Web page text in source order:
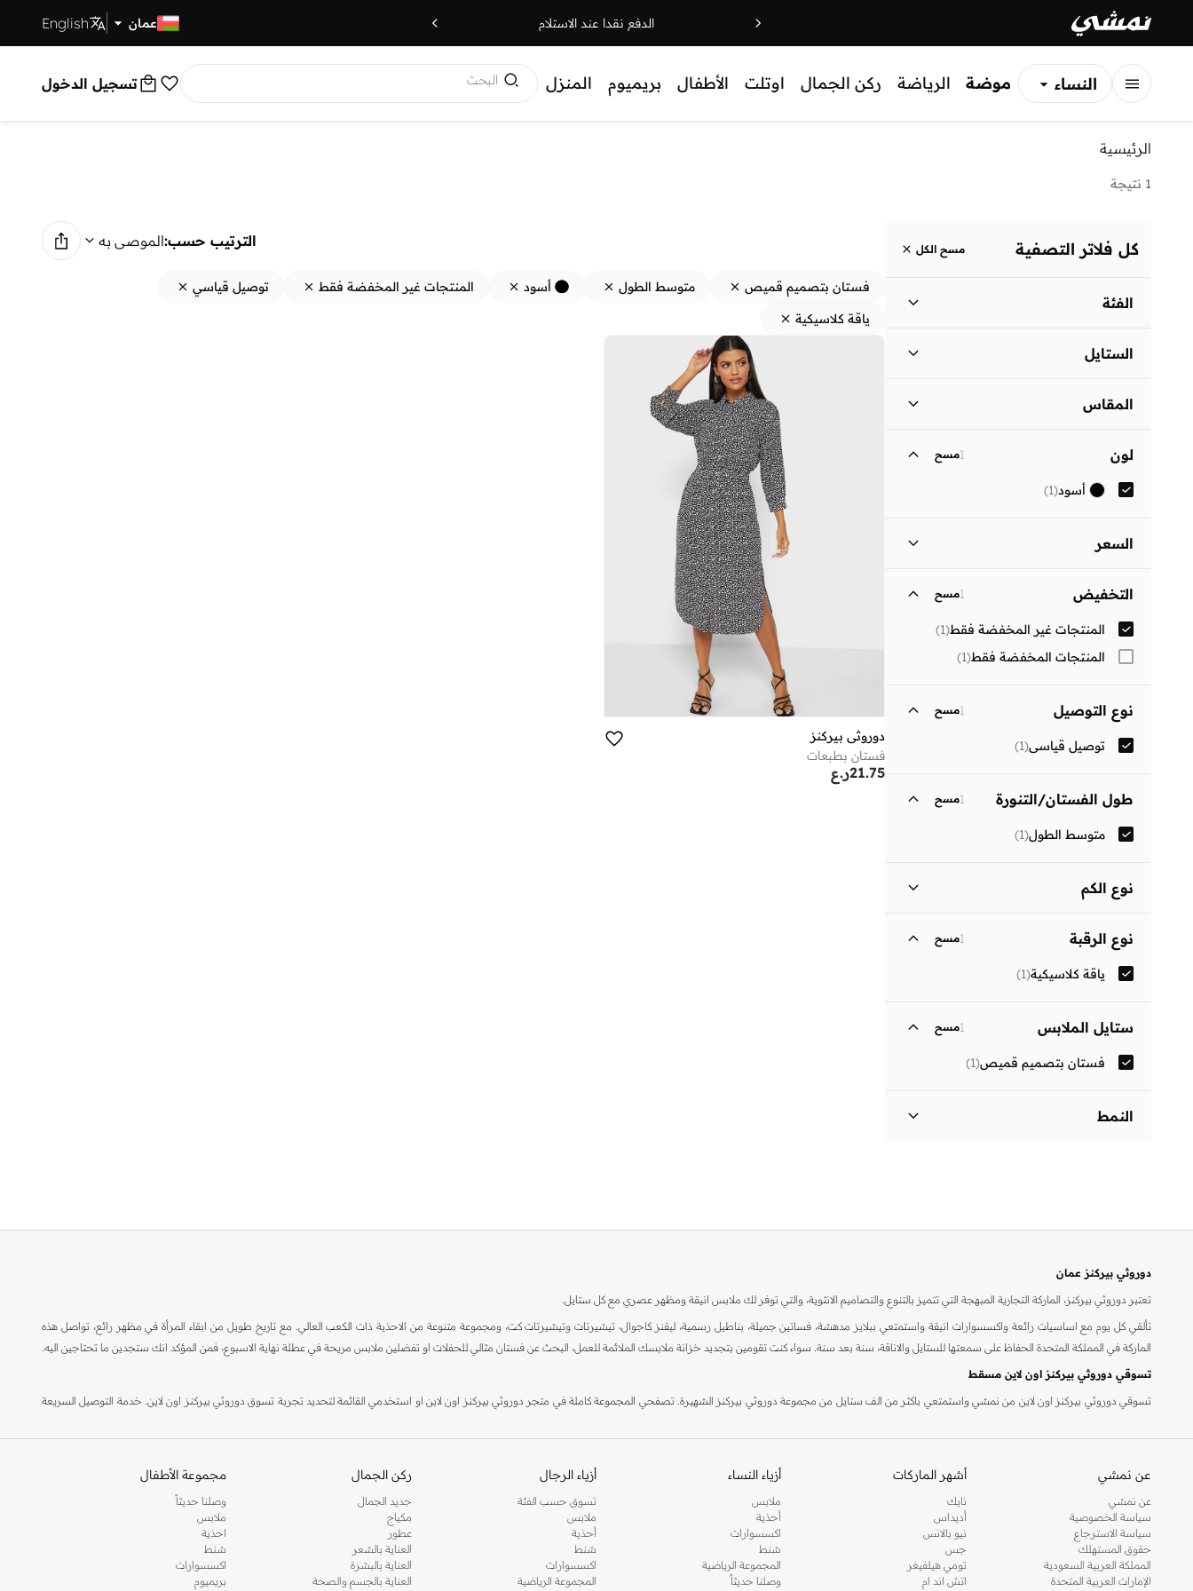
الدفع نقدا عند الاستلام عمان English
النساء
موضة الرياضة ركن الجمال اوتلت الأطفال بريميوم المنزل البحث تسجيل الدخول
الرئيسية
1 نتيجة
كل فلاتر التصفية مسح الكل
الفئة
نساء
الستايل
المقاس
M
(
)
لون 1مسح
أسود(
1
)
السعر
ر.ع
انطلق
التخفيض 1مسح
المنتجات غير المخفضة فقط(
1
)
المنتجات المخفضة فقط(
1
)
نوع التوصيل 1مسح
توصيل قياسي(
1
)
طول الفستان/التنورة 1مسح
متوسط الطول(
1
)
نوع الكم
نوع الرقبة 1مسح
ياقة كلاسيكية(
1
)
ستايل الملابس 1مسح
فستان بتصميم قميص(
1
)
النمط
الترتيب حسب:الموصى به
فستان بتصميم قميص متوسط الطول أسود المنتجات غير المخفضة فقط
توصيل قياسي
ياقة كلاسيكية
دوروثي بيركنز
فستان بطبعات
ر.ع21.75
دوروثي بيركنز عمان
تعتبر دوروثي بيركنز، الماركة التجارية المبهجة التي تتميز بالتنوع والتصاميم الانثوية، والتي توفر لك ملابس انيقة ومظهر عصري مع كل ستايل.
تألقي كل يوم مع اساسيات رائعة واكسسوارات انيقة واستمتعي ببلايز مدهشة، فساتين جميلة، بناطيل رسمية، ليقنز كاجوال، تيشيرتات وتيشيرتات كت، ومجموعة متنوعة من الاحذية ذات الكعب العالي. مع تاريخ طويل من ابقاء المرأة في مظهر رائع، تواصل هذه
الماركة في المملكة المتحدة الحفاظ على سمعتها للستايل والاناقة، سنة بعد سنة. سواء كنت تقومين بتجديد خزانة ملابسك الملائمة للعمل، البحث عن فستان مثالي للحفلات او تفضلين ملابس مريحة في عطلة نهاية الاسبوع، فمن المؤكد انك ستجدين ما تحتاجين اليه.
تسوقي دوروثي بيركنز اون لاين مسقط
تسوقي دوروثي بيركنز اون لاين من نمشي واستمتعي باكثر من الف ستايل من مجموعة دوروثي بيركنز الشهيرة. تصفحي المجموعة كاملة في متجر دوروثي بيركنز اون لاين او استخدمي القائمة لتحديد تجربة تسوق دوروثي بيركنز اون لاين. خدمة التوصيل السريعة
عن نمشي
عن نمشي
سياسة الخصوصية
سياسة الاسترجاع
حقوق المستهلك
المملكة العربية السعودية
الإمارات العربية المتحدة
أشهر الماركات
نايك
أديداس
نيو بالانس
جس
تومي هيلفيغر
اتش اند ام
أزياء النساء
ملابس
أحذية
اكسسوارات
شنط
المجموعة الرياضية
وصلنا حديثاً
أزياء الرجال
تسوق حسب الفئة
ملابس
أحذية
شنط
اكسسوارات
المجموعة الرياضية
ركن الجمال
جديد الجمال
مكياج
عطور
العناية بالشعر
العناية بالبشرة
العناية بالجسم والصحة
مجموعة الأطفال
وصلنا حديثاً
ملابس
احذية
شنط
اكسسوارات
بريميوم